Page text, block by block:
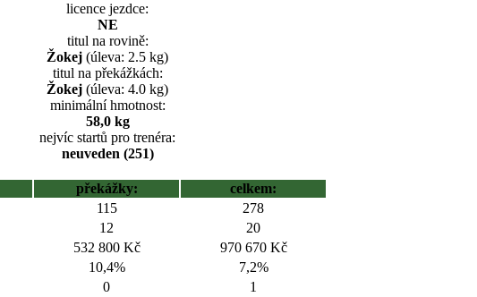
licence jezdce:
NE
titul na rovině:
Žokej (úleva: 2.5 kg)
titul na překážkách:
Žokej (úleva: 4.0 kg)
minimální hmotnost:
58,0 kg
nejvíc startů pro trenéra:
neuveden (251)
překážky:
celkem:
115
278
12
20
532 800 Kč
970 670 Kč
10,4%
7,2%
0 1